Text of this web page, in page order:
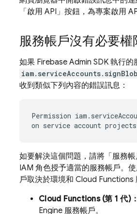
「啟用 API」按鈕，為專案啟用
服務帳戶沒有必要權
如果 Firebase Admin SDK 執行的
iam.serviceAccounts.signBlob
收到類似下列內容的錯誤訊息：
Permission
如要解決這個問題，請將「服務帳
IAM 角色授予適當的服務帳戶。
戶取決於環境和 Cloud Functions
Cloud Functions (第 1 代)：
Engine 服務帳戶。